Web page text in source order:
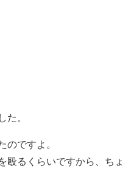
。
ですよ。
殴るくらいですから、ちょ